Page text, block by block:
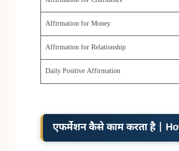
Affirmation for Money
Affirmation for Relationship
Daily Positive Affirmation
एफर्मेशन कैसे काम करता है |